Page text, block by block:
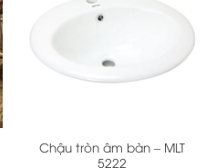
Chậu tròn âm bàn – MLT
5222